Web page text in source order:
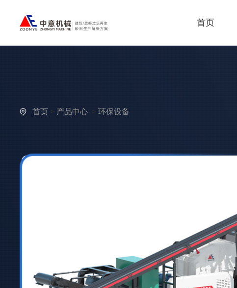
首页
首页 > 产品中心 >环保设备